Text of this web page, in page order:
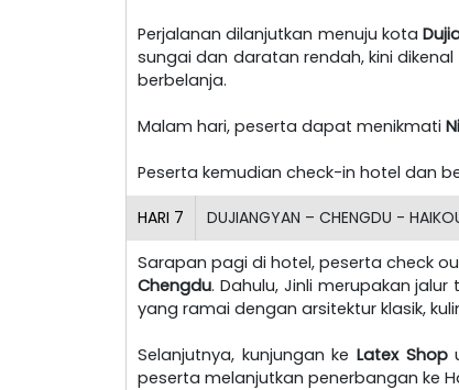
Perjalanan dilanjutkan menuju kota
sungai dan daratan rendah, kini
berbelanja.
Malam hari, peserta dapat menikmati
Peserta kemudian check-in hotel dan
HARI 7 DUJIANGYAN – CHENGDU -
Sarapan pagi di hotel, peserta check
Chengdu. Dahulu, Jinli merupakan
yang ramai dengan arsitektur klasik,
Selanjutnya, kunjungan keLatex Shop
peserta melanjutkan penerbangan ke